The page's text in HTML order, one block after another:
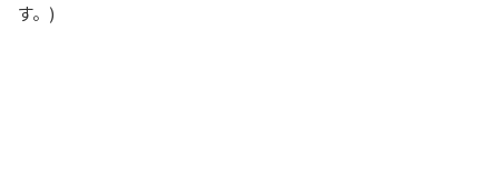
す。)